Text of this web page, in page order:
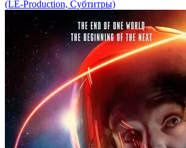
(LE-Production, Субтитры)